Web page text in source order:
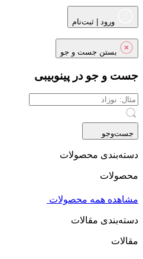
ورود | ثبت‌نام
بستن جست و جو
جست و جو در پینوبیبی
جست‌و‌جو
دسته‌بندی محصولات
محصولات
مشاهده همه محصولات
دسته‌بندی مقالات
مقالات